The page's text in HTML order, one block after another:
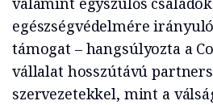
egészségvédelmére
támogat – hangsúlyozta a
vállalat hosszútávú
szervezetekkel, mint a